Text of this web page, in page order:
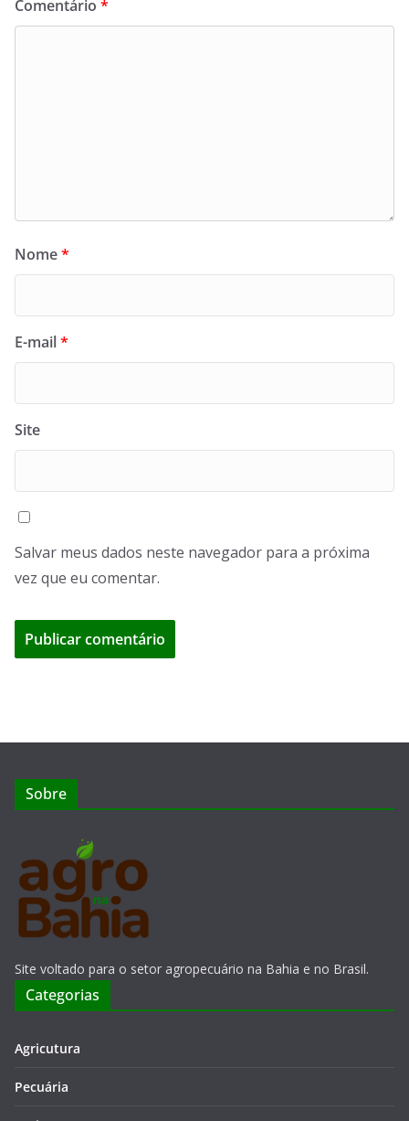
Comentário *
Nome*
E-mail*
Site
Salvar meus dados neste navegador para a próxima
vez que eu comentar.
Sobre
Site voltado para o setor agropecuário na Bahia e no Brasil.
Categorias
Agricutura
Pecuária